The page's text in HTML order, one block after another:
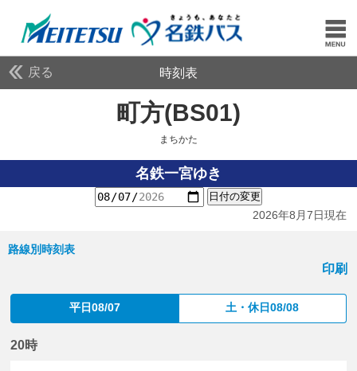
戻る 時刻表
町方(BS01)
まちかた
名鉄一宮ゆき
日付の変更
2026年8月7日現在
路線別時刻表
印刷
平日08/07 土・休日08/08
20時